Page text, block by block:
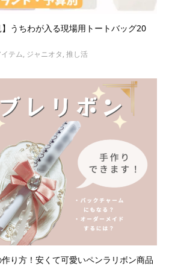
】うちわが入る現場用トートバッグ20
テム, ジャニオタ, 推し活
り方！安くて可愛いペンラリボン商品